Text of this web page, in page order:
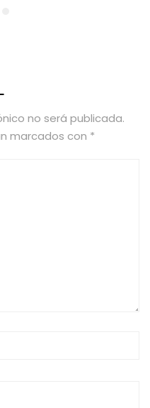
no será publicada.
marcados con *